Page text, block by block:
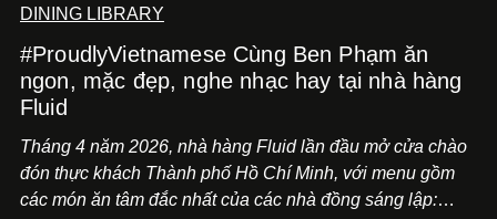
DINING LIBRARY
#ProudlyVietnamese Cùng Ben Phạm ăn
ngon, mặc đẹp, nghe nhạc hay tại nhà hàng
Fluid
Tháng 4 năm 2026, nhà hàng Fluid lần đầu mở cửa chào
đón thực khách Thành phố Hồ Chí Minh, với menu gồm
các món ăn tâm đắc nhất của các nhà đồng sáng lập: